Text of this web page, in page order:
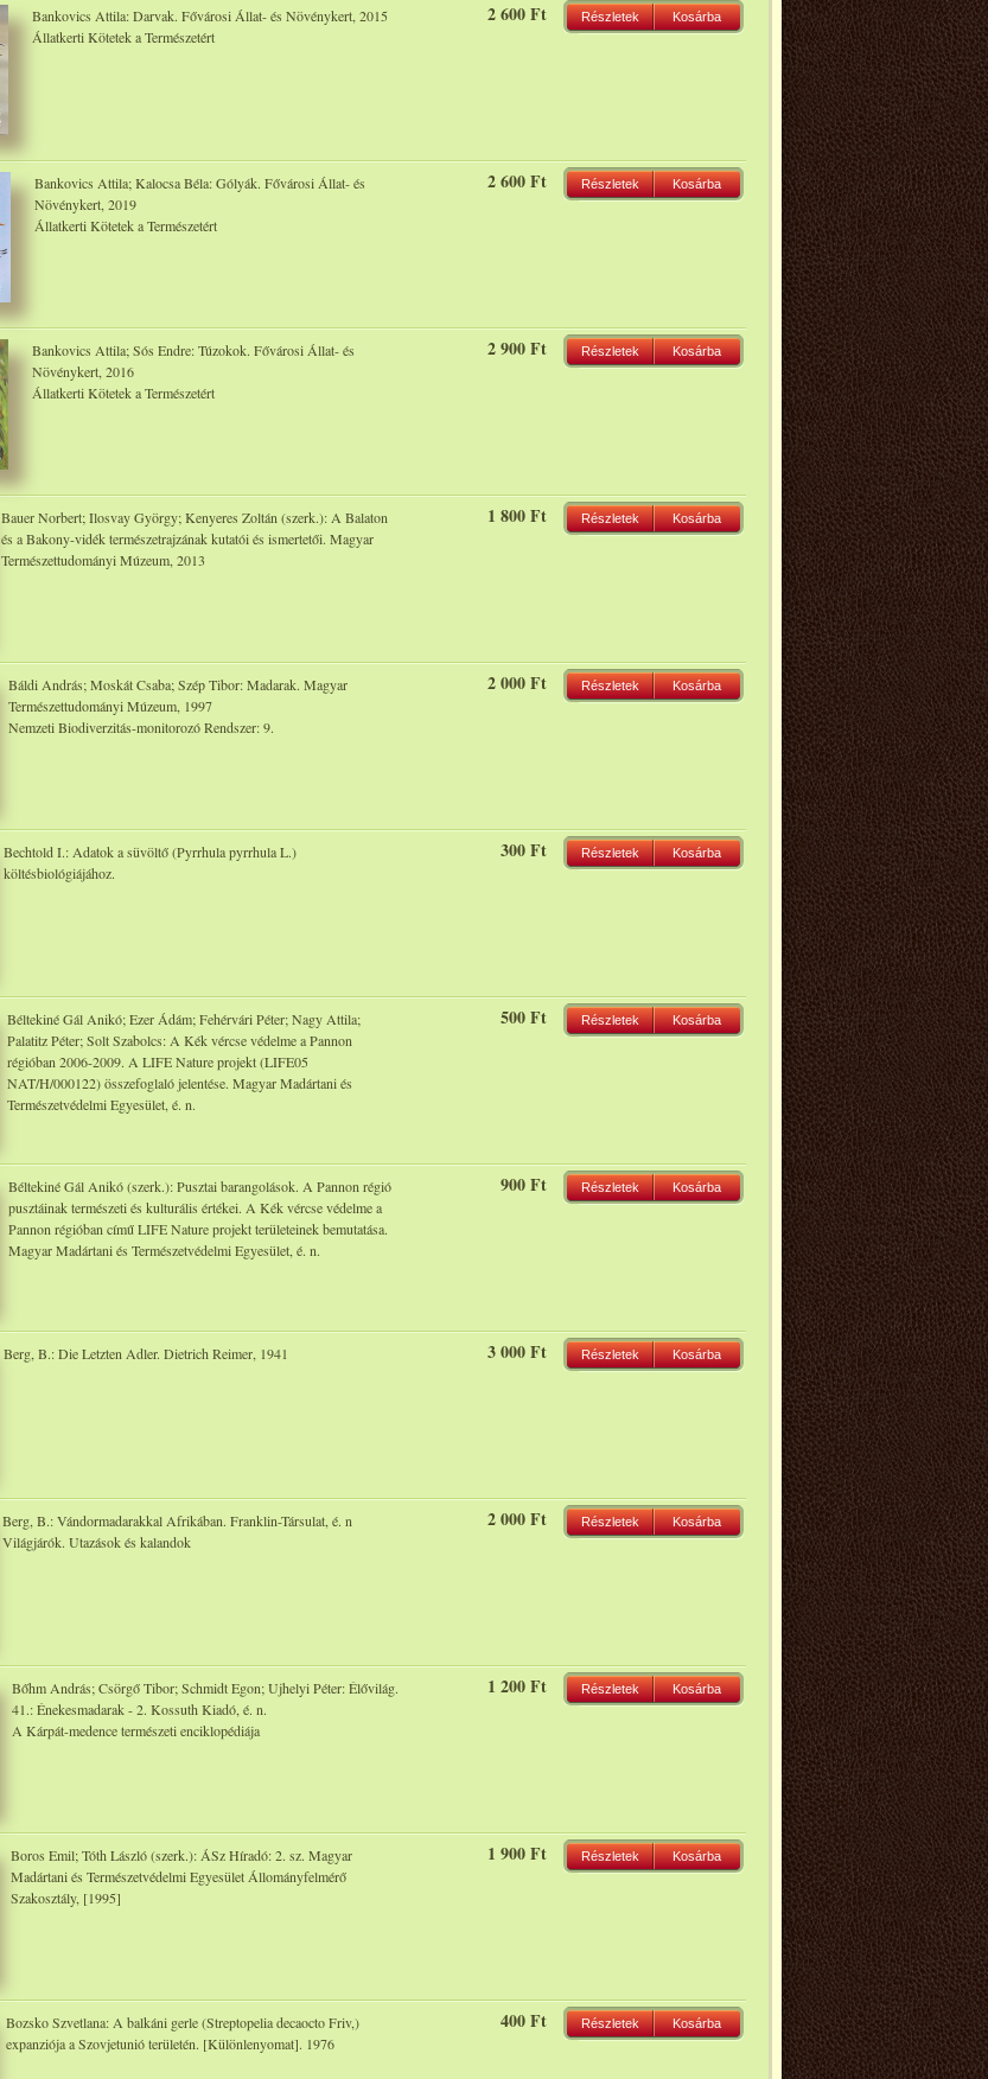
Bankovics Attila: Darvak. Fővárosi Állat- és Növénykert, 2015
Állatkerti Kötetek a Természetért
2 600 Ft Részletek Kosárba
Bankovics Attila; Kalocsa Béla: Gólyák. Fővárosi Állat- és
Növénykert, 2019
Állatkerti Kötetek a Természetért
2 600 Ft Részletek Kosárba
Bankovics Attila; Sós Endre: Túzokok. Fővárosi Állat- és
Növénykert, 2016
Állatkerti Kötetek a Természetért
2 900 Ft Részletek Kosárba
Bauer Norbert; Ilosvay György; Kenyeres Zoltán (szerk.): A Balaton
és a Bakony-vidék természetrajzának kutatói és ismertetői. Magyar
Természettudományi Múzeum, 2013
1 800 Ft Részletek Kosárba
Báldi András; Moskát Csaba; Szép Tibor: Madarak. Magyar
Természettudományi Múzeum, 1997
Nemzeti Biodiverzitás-monitorozó Rendszer: 9.
2 000 Ft Részletek Kosárba
Bechtold I.: Adatok a süvöltő (Pyrrhula pyrrhula L.)
költésbiológiájához.
300 Ft Részletek Kosárba
Béltekiné Gál Anikó; Ezer Ádám; Fehérvári Péter; Nagy Attila;
Palatitz Péter; Solt Szabolcs: A Kék vércse védelme a Pannon
régióban 2006-2009. A LIFE Nature projekt (LIFE05
NAT/H/000122) összefoglaló jelentése. Magyar Madártani és
Természetvédelmi Egyesület, é. n.
500 Ft Részletek Kosárba
Béltekiné Gál Anikó (szerk.): Pusztai barangolások. A Pannon régió
pusztáinak természeti és kulturális értékei. A Kék vércse védelme a
Pannon régióban című LIFE Nature projekt területeinek bemutatása.
Magyar Madártani és Természetvédelmi Egyesület, é. n.
900 Ft Részletek Kosárba
Berg, B.: Die Letzten Adler. Dietrich Reimer, 1941 3 000 Ft Részletek Kosárba
Berg, B.: Vándormadarakkal Afrikában. Franklin-Társulat, é. n
Világjárók. Utazások és kalandok
2 000 Ft Részletek Kosárba
Bőhm András; Csörgő Tibor; Schmidt Egon; Ujhelyi Péter: Élővilág.
41.: Énekesmadarak - 2. Kossuth Kiadó, é. n.
A Kárpát-medence természeti enciklopédiája
1 200 Ft Részletek Kosárba
Boros Emil; Tóth László (szerk.): ÁSz Híradó: 2. sz. Magyar
Madártani és Természetvédelmi Egyesület Állományfelmérő
Szakosztály, [1995]
1 900 Ft Részletek Kosárba
Bozsko Szvetlana: A balkáni gerle (Streptopelia decaocto Friv,)
expanziója a Szovjetunió területén. [Különlenyomat]. 1976
400 Ft Részletek Kosárba